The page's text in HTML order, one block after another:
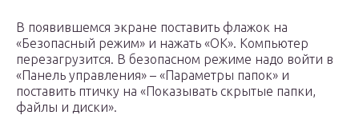
В появившемся экране поставить флажок на
«Безопасный режим» и нажать «ОК». Компьютер
перезагрузится. В безопасном режиме надо войти в
«Панель управления» – «Параметры папок» и
поставить птичку на «Показывать скрытые папки,
файлы и диски».